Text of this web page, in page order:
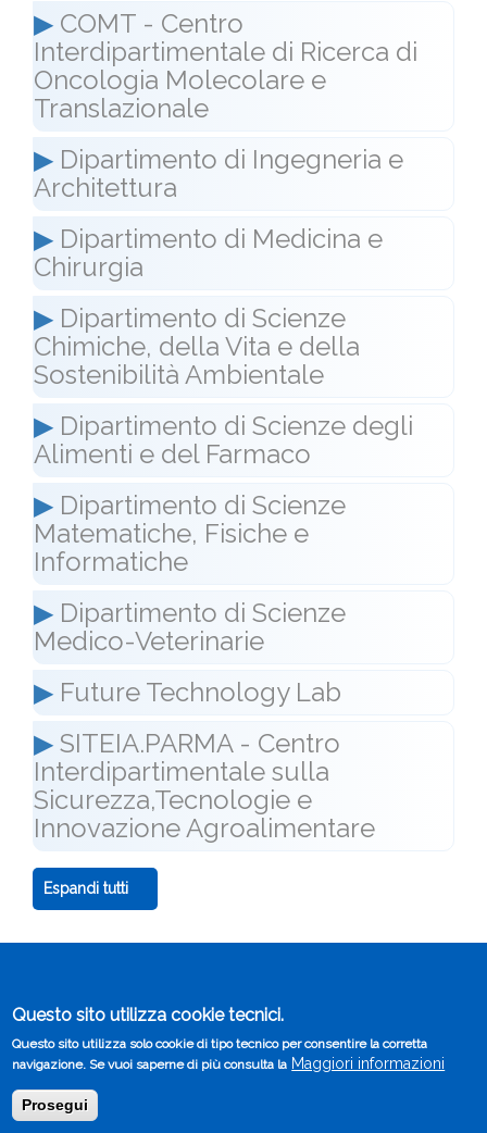
▶ COMT - Centro
Interdipartimentale di Ricerca di
Oncologia Molecolare e
Translazionale
▶ Dipartimento di Ingegneria e
Architettura
▶ Dipartimento di Medicina e
Chirurgia
▶ Dipartimento di Scienze
Chimiche, della Vita e della
Sostenibilità Ambientale
▶ Dipartimento di Scienze degli
Alimenti e del Farmaco
▶ Dipartimento di Scienze
Matematiche, Fisiche e
Informatiche
▶ Dipartimento di Scienze
Medico-Veterinarie
▶ Future Technology Lab
▶ SITEIA.PARMA - Centro
Interdipartimentale sulla
Sicurezza,Tecnologie e
Innovazione Agroalimentare
Espandi tutti
© 2019-2025 Università di Parma - Tutti i diritti riservati
Footer
menu
Sito istituzionale Note legali
Redazione
Privacy policy di Ateneo
Questo sito utilizza cookie tecnici.
Questo sito utilizza solo cookie di tipo tecnico per consentire la corretta
navigazione. Se vuoi saperne di più consulta la Maggiori informazioni
Prosegui